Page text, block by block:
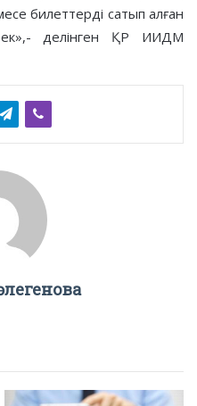
билеттерді сатып алған
делінген ҚР ИИДМ